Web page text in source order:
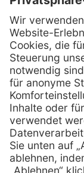
E-
Services